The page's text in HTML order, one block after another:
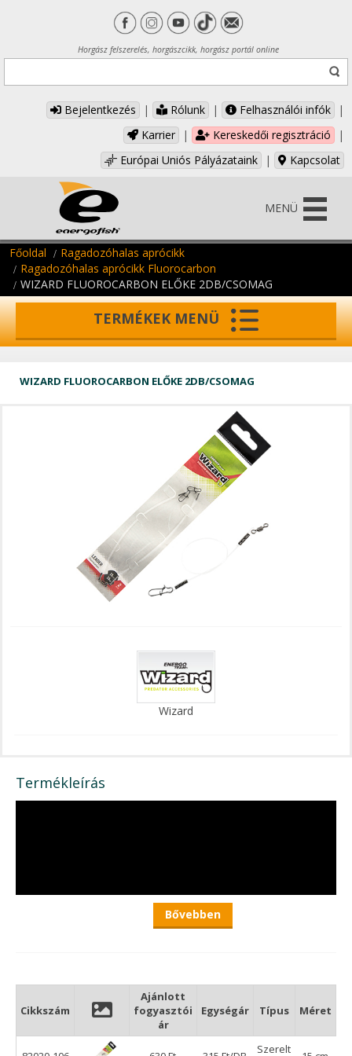
Horgász felszerelés, horgászcikk, horgász portál online
Bejelentkezés | Rólunk | Felhasználói infók
|
Karrier
| Kereskedői regisztráció
|
Európai Uniós Pályázataink
| Kapcsolat
MENÜ
Főoldal
Ragadozóhalas aprócikk
Ragadozóhalas aprócikk Fluorocarbon
WIZARD FLUOROCARBON ELŐKE 2DB/CSOMAG
TERMÉKEK MENÜ
WIZARD FLUOROCARBON ELŐKE 2DB/CSOMAG
Wizard
Termékleírás
Wizard Fluorocarbon előke - 2db
A Wizard széria, a rablóhalas, illetve a pergetést favorizáló
Bővebben
Cikkszám
Ajánlott
fogyasztói
ár
Egységár Típus Méret
Szerelt